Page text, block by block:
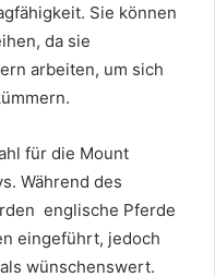
Sie können
da sie
arbeiten, um sich
für die Mount
Während des
englische Pferde
eingeführt, jedoch
wünschenswert.